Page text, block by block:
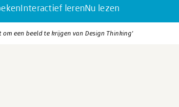
Interactief lerenNu lezen
een beeld te krijgen van Design Thinking'